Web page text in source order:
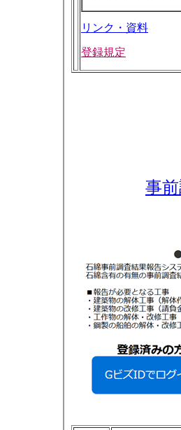
リンク・資料
登録規定
事